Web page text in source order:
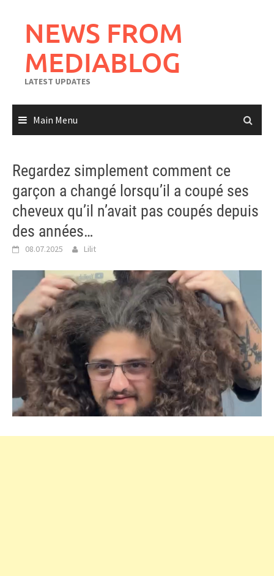
contentNEWS FROM
MEDIABLOG
LATEST UPDATES
Main Menu
Regardez simplement comment ce
garçon a changé lorsqu’il a coupé ses
cheveux qu’il n’avait pas coupés depuis
des années…
08.07.2025 Lilit